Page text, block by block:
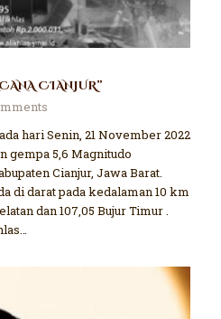
CIANJUR”
hari Senin, 21 November 2022
gempa 5,6 Magnitudo
Cianjur, Jawa Barat.
di darat pada kedalaman 10 km
dan 107,05 Bujur Timur .